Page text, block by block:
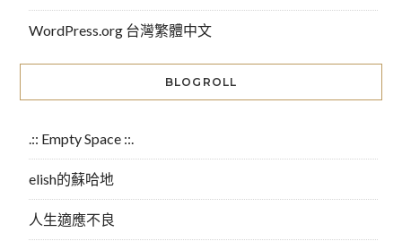
WordPress.org 台灣繁體中文
BLOGROLL
.:: Empty Space ::.
elish的蘇哈地
人生適應不良